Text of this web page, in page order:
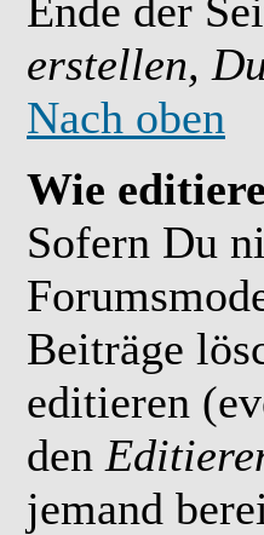
Ende der
erstellen,
Nach oben
Wie
Sofern Du
Beiträge
editieren
den
jemand